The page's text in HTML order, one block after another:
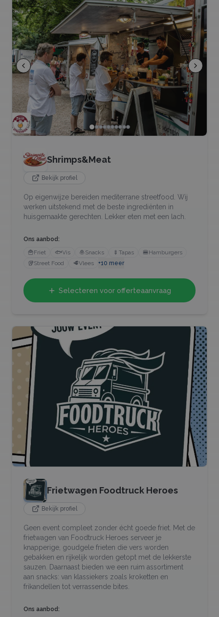
Shrimps&Meat
Bekijk profiel
Op eigenwijze bereiden mediterrane streetfood. Wij
werken uitstekend met de beste ingrediënten in
huisgemaakte gerechten. Lekker eten met een lach.
Ons aanbod:
🍟Friet 🐟Vis 🧆Snacks 🍢 Tapas 🍔Hamburgers
🥡Street Food 🥩Vlees +10 meer
Selecteren voor offerteaanvraag
Frietwagen Foodtruck Heroes
Bekijk profiel
Geen event compleet zonder écht goede friet. Met de
frietwagen van Foodtruck Heroes serveer je
knapperige, goudgele frieten die vers worden
gebakken en rijkelijk worden getopt met de lekkerste
sauzen. Daarnaast bieden we een ruim assortiment
aan snacks: van klassiekers zoals kroketten en
frikandellen tot verrassende bites.
Ons aanbod: